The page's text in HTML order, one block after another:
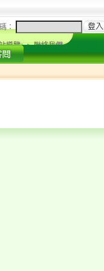
：
導覽 聯絡我們